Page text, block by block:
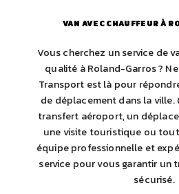
VAN AVEC CHAUFFEUR À
Vous cherchez un service de
qualité à Roland-Garros ?
Transport est là pour
de déplacement dans la
transfert aéroport, un
une visite touristique ou
équipe professionnelle et
service pour vous garantir
sécurisé.